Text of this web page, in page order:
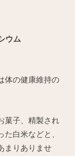
ウム
体の健康維持の
菓子、精製され
白米などと、
まりありませ